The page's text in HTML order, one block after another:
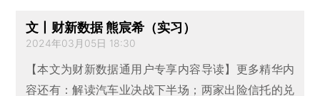
文丨财新数据 熊宸希（实习）
2024年03月05日 18:30
【本文为财新数据通用户专享内容导读】更多精华内
容还有：解读汽车业决战下半场；两家出险信托的兑